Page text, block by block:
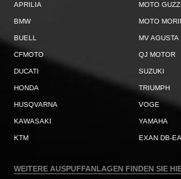
APRILIA
BMW
BUELL
CFMOTO
DUCATI
HONDA
HUSQVARNA
KAWASAKI
KTM
MOTO GUZZI
MOTO
MV AGUSTA
QJ MOTOR
SUZUKI
TRIUMPH
VOGE
YAMAHA
EXAN DB-
WEITERE AUSPUFFANLAGEN FINDEN SIE